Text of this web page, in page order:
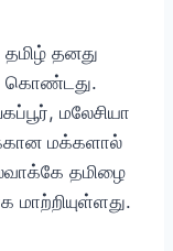
தனது
கொண்டது.
மலேசியா
மக்களால்
தமிழை
மாற்றியுள்ளது.